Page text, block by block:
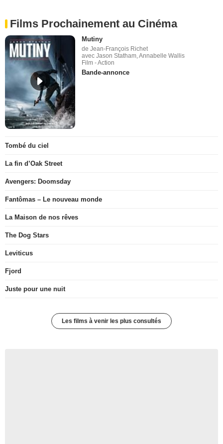
Films Prochainement au Cinéma
Mutiny
de Jean-François Richet
avec Jason Statham, Annabelle Wallis
Film - Action
Bande-annonce
Tombé du ciel
La fin d’Oak Street
Avengers: Doomsday
Fantômas – Le nouveau monde
La Maison de nos rêves
The Dog Stars
Leviticus
Fjord
Juste pour une nuit
Les films à venir les plus consultés